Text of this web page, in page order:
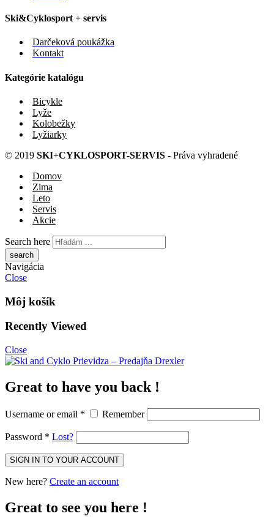
Ski&Cyklosport + servis
Darčeková poukážka
Kontakt
Kategórie katalógu
Bicykle
Lyže
Kolobežky
Lyžiarky
© 2019 SKI+CYKLOSPORT-SERVIS - Práva vyhradené
Domov
Zima
Leto
Servis
Akcie
Search here
Navigácia
Close
Môj košík
Recently Viewed
Close
Great to have you back !
Username or email * Remember
Password * Lost?
New here? Create an account
Great to see you here !